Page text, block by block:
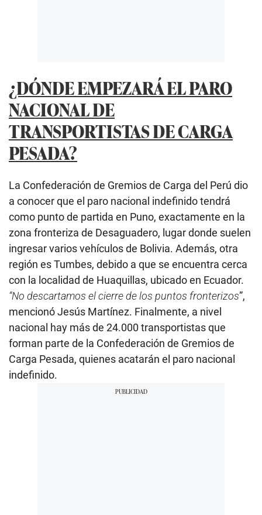
¿DÓNDE EMPEZARÁ EL PARO
NACIONAL DE
TRANSPORTISTAS DE CARGA
PESADA?
La Confederación de Gremios de Carga del Perú dio
a conocer que el paro nacional indefinido tendrá
como punto de partida en Puno, exactamente en la
zona fronteriza de Desaguadero, lugar donde suelen
ingresar varios vehículos de Bolivia. Además, otra
región es Tumbes, debido a que se encuentra cerca
con la localidad de Huaquillas, ubicado en Ecuador.
“No descartamos el cierre de los puntos fronterizos”,
mencionó Jesús Martínez. Finalmente, a nivel
nacional hay másde 24.000 transportistas que
forman parte de la Confederación de Gremios de
Carga Pesada, quienes acatarán el paro nacional
indefinido.